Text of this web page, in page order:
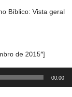
Bíblico: Vista geral
de 2015″]
00:00